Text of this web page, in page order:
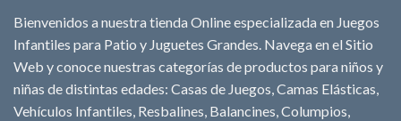
Bienvenidos a nuestra tienda Online especializada en Juegos
Infantiles para Patio y Juguetes Grandes. Navega en el Sitio
Web y conoce nuestras categorías de productos para niños y
niñas de distintas edades: Casas de Juegos, Camas Elásticas,
Vehículos Infantiles, Resbalines, Balancines, Columpios,